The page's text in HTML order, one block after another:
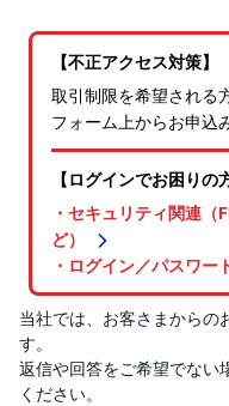
国
株
式
券
FX
当社では、お客さまからの
す。
返信や回答をご希望でない
ください。